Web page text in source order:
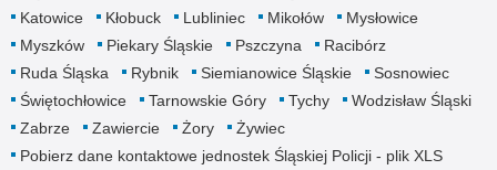
Katowice
Kłobuck Lubliniec Mikołów
Mysłowice
Myszków
Piekary Śląskie Pszczyna
Racibórz
Ruda Śląska
Rybnik Siemianowice Śląskie
Sosnowiec
Świętochłowice
Tarnowskie Góry Tychy
Wodzisław Śląski
Zabrze
Zawiercie Żory
Żywiec
Pobierz dane kontaktowe jednostek Śląskiej Policji - plik XLS